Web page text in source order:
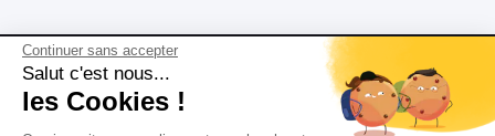
Continuer sans accepter
Salut c'est nous...
les Cookies !